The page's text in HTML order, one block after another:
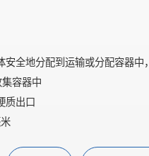
安全地分配到运输或分配容器中
容器中
质出口